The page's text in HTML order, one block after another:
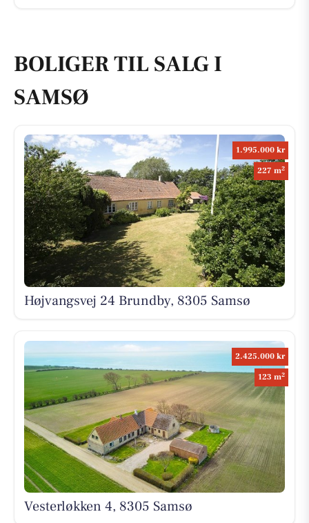
BOLIGER TIL SALG I
SAMSØ
1.995.000 kr
227 m2
Højvangsvej 24 Brundby, 8305 Samsø
2.425.000 kr
123 m2
Vesterløkken 4, 8305 Samsø